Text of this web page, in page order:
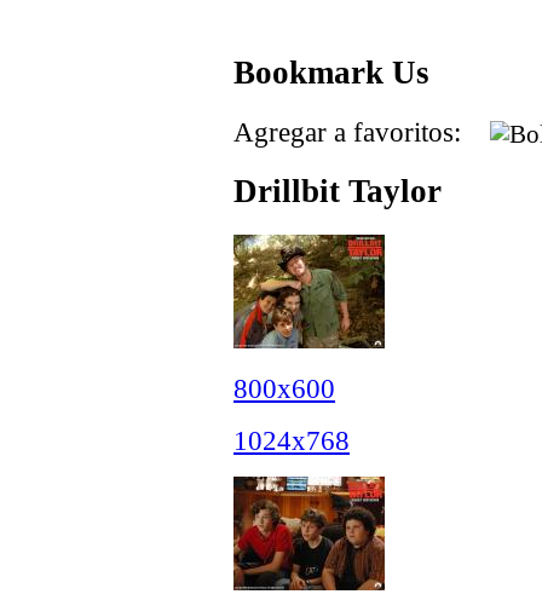
Bookmark Us
Agregar a favoritos:
Drillbit Taylor
800x600
1024x768